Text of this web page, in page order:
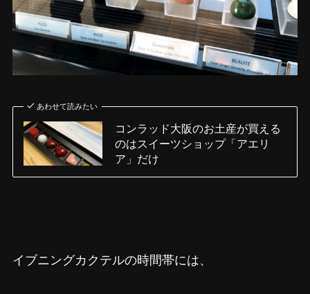
あわせて読みたい
コンラッド大阪のお土産が買える
のはスイーツショップ「アエリ
ア」だけ
イブニングカクテルの時間帯には、